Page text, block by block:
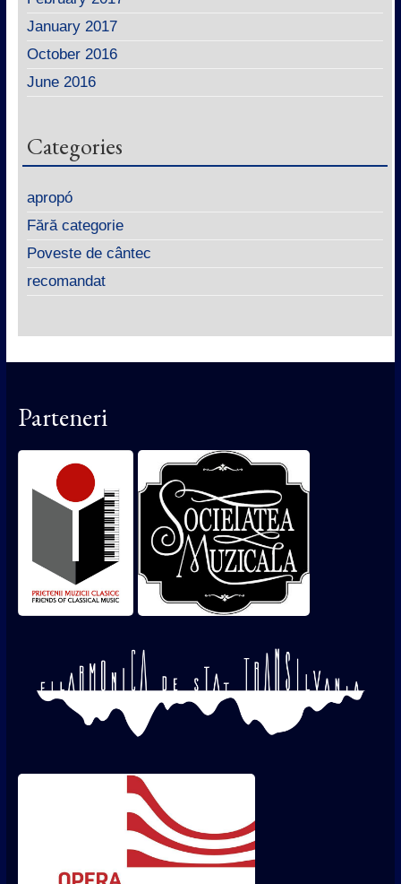
January 2017
October 2016
June 2016
Categories
apropó
Fără categorie
Poveste de cântec
recomandat
Parteneri